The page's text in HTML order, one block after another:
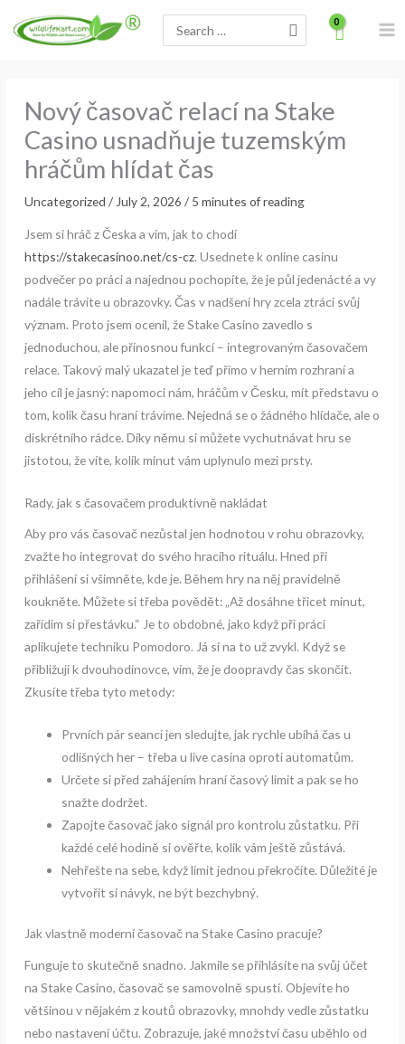
for:
Nový časovač relací na Stake
Casino usnadňuje tuzemským
hráčům hlídat čas
Uncategorized / July 2, 2026/ 5 minutes of reading
Jsem si hráč z Česka a vím, jak to chodí
https://stakecasinoo.net/cs-cz. Usednete k online casinu
podvečer po práci a najednou pochopíte, že je půl jedenácté a vy
nadále trávíte u obrazovky. Čas v nadšení hry zcela ztrácí svůj
význam. Proto jsem ocenil, že Stake Casino zavedlo s
jednoduchou, ale přínosnou funkcí – integrovaným časovačem
relace. Takový malý ukazatel je teď přímo v herním rozhraní a
jeho cíl je jasný: napomoci nám, hráčům v Česku, mít představu o
tom, kolik času hraní trávíme. Nejedná se o žádného hlídače, ale o
diskrétního rádce. Díky němu si můžete vychutnávat hru se
jistotou, že víte, kolik minut vám uplynulo mezi prsty.
Rady, jak s časovačem produktivně nakládat
Aby pro vás časovač nezůstal jen hodnotou v rohu obrazovky,
zvažte ho integrovat do svého hracího rituálu. Hned při
přihlášení si všimněte, kde je. Během hry na něj pravidelně
koukněte. Můžete si třeba povědět: „Až dosáhne třicet minut,
zařídím si přestávku.“ Je to obdobné, jako když při práci
aplikujete techniku Pomodoro. Já si na to už zvykl. Když se
přibližuji k dvouhodinovce, vím, že je doopravdy čas skončit.
Zkusíte třeba tyto metody:
Prvních pár seancí jen sledujte, jak rychle ubíhá čas u
odlišných her – třeba u live casina oproti automatům.
Určete si před zahájením hraní časový limit a pak se ho
snažte dodržet.
Zapojte časovač jako signál pro kontrolu zůstatku. Při
každé celé hodině si ověřte, kolik vám ještě zůstává.
Nehřešte na sebe, když limit jednou překročíte. Důležité je
vytvořit si návyk, ne být bezchybný.
Jak vlastně moderní časovač na Stake Casino pracuje?
Funguje to skutečně snadno. Jakmile se přihlásíte na svůj účet
na Stake Casino, časovač se samovolně spustí. Objevíte ho
většinou v nějakém z koutů obrazovky, mnohdy vedle zůstatku
nebo nastavení účtu. Zobrazuje, jaké množství času uběhlo od